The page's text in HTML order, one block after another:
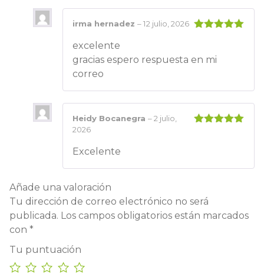
irma hernadez –12 julio, 2026
excelente
gracias espero respuesta en mi
correo
Heidy Bocanegra –2 julio,
2026
Excelente
Añade una valoración
Tu dirección de correo electrónico no será
publicada. Los campos obligatorios están marcados
con *
Tu puntuación